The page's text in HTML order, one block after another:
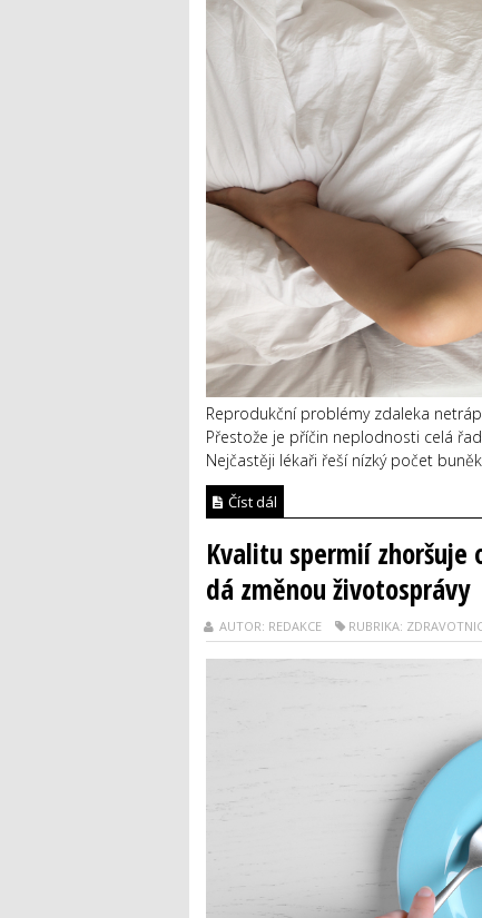
Reprodukční problémy zdaleka
Přestože je příčin neplodnosti celá
Nejčastěji lékaři řeší nízký počet
Číst dál
Kvalitu spermií
dá změnou životosprávy
AUTOR: REDAKCE RUBRIKA: